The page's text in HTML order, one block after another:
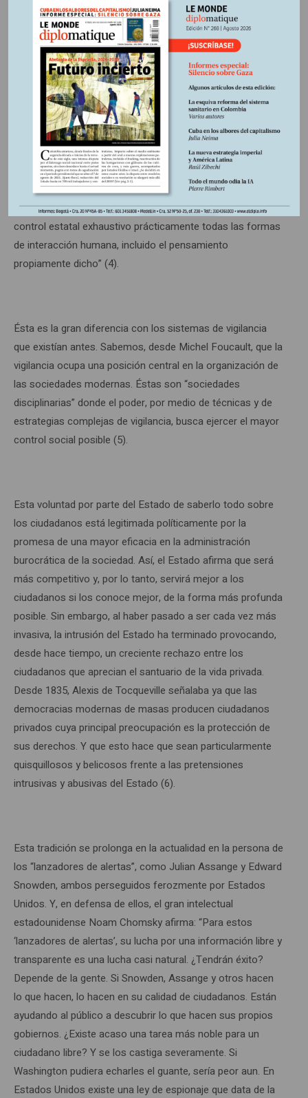
lejos de liberarlo de sus obstáculos físicos, la informática
de la comunicación constituye sin duda la herramienta de
vigilancia y de control más increíble que el ser humano haya
podido crear jamás” (3).
Este intento de control total de internet representa un
peligro inédito para nuestras sociedades democráticas:
“Permitir la vigilancia de internet –afirma Glenn Greenwald,
el periodista estadounidense que difundió las revelaciones
de Edward Snowden– es lo mismo que someter a un
control estatal exhaustivo prácticamente todas las formas
de interacción humana, incluido el pensamiento
propiamente dicho” (4).
Ésta es la gran diferencia con los sistemas de vigilancia
que existían antes. Sabemos, desde Michel Foucault, que la
vigilancia ocupa una posición central en la organización de
las sociedades modernas. Éstas son “sociedades
disciplinarias” donde el poder, por medio de técnicas y de
estrategias complejas de vigilancia, busca ejercer el mayor
control social posible (5).
Esta voluntad por parte del Estado de saberlo todo sobre
los ciudadanos está legitimada políticamente por la
promesa de una mayor eficacia en la administración
burocrática de la sociedad. Así, el Estado afirma que será
más competitivo y, por lo tanto, servirá mejor a los
ciudadanos si los conoce mejor, de la forma más profunda
posible. Sin embargo, al haber pasado a ser cada vez más
invasiva, la intrusión del Estado ha terminado provocando,
desde hace tiempo, un creciente rechazo entre los
ciudadanos que aprecian el santuario de la vida privada.
Desde 1835, Alexis de Tocqueville señalaba ya que las
democracias modernas de masas producen ciudadanos
privados cuya principal preocupación es la protección de
sus derechos. Y que esto hace que sean particularmente
quisquillosos y belicosos frente a las pretensiones
intrusivas y abusivas del Estado (6).
Esta tradición se prolonga en la actualidad en la persona de
los “lanzadores de alertas”, como Julian Assange y Edward
Snowden, ambos perseguidos ferozmente por Estados
Unidos. Y, en defensa de ellos, el gran intelectual
estadounidense Noam Chomsky afirma: “Para estos
‘lanzadores de alertas’, su lucha por una información libre y
transparente es una lucha casi natural. ¿Tendrán éxito?
Depende de la gente. Si Snowden, Assange y otros hacen
lo que hacen, lo hacen en su calidad de ciudadanos. Están
ayudando al público a descubrir lo que hacen sus propios
gobiernos. ¿Existe acaso una tarea más noble para un
ciudadano libre? Y se los castiga severamente. Si
Washington pudiera echarles el guante, sería peor aun. En
Estados Unidos existe una ley de espionaje que data de la